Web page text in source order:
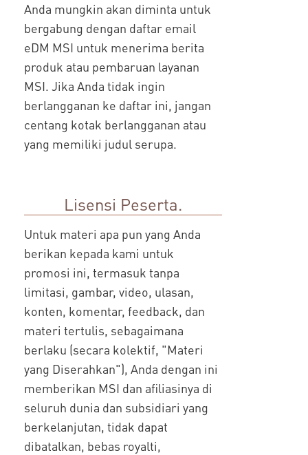
Anda mungkin akan diminta untuk
bergabung dengan daftar email
eDM MSI untuk menerima berita
produk atau pembaruan layanan
MSI. Jika Anda tidak ingin
berlangganan ke daftar ini, jangan
centang kotak berlangganan atau
yang memiliki judul serupa.
Lisensi Peserta.
Untuk materi apa pun yang Anda
berikan kepada kami untuk
promosi ini, termasuk tanpa
limitasi, gambar, video, ulasan,
konten, komentar, feedback, dan
materi tertulis, sebagaimana
berlaku (secara kolektif, "Materi
yang Diserahkan"), Anda dengan ini
memberikan MSI dan afiliasinya di
seluruh dunia dan subsidiari yang
berkelanjutan, tidak dapat
dibatalkan, bebas royalti,